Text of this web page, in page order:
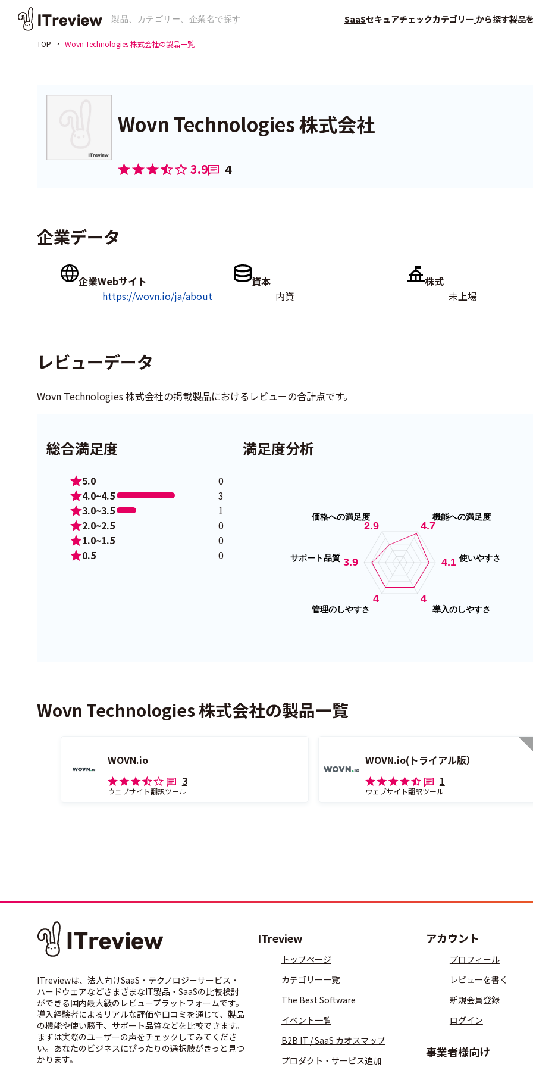
SaaSセキュアチェックカテゴリー から探す製品
TOP Wovn Technologies 株式会社の製品一覧
Wovn Technologies 株式会社
3.9 4
企業データ
企業Webサイト
https://wovn.io/ja/about
資本
内資
株式
未上場
レビューデータ
Wovn Technologies 株式会社の掲載製品におけるレビューの合計点です。
総合満足度
5.0
0
4.0~4.5
3
3.0~3.5
1
2.0~2.5
0
1.0~1.5
0
0.5
0
満足度分析
Wovn Technologies 株式会社の製品一覧
WOVN.io
3
ウェブサイト翻訳ツール
WOVN.io(トライアル版）
1
ウェブサイト翻訳ツール
ITreviewは、法人向けSaaS・テクノロジーサービス・
ハードウェアなどさまざまなIT製品・SaaSの比較検討
ができる国内最大級のレビュープラットフォームです。
導入経験者によるリアルな評価や口コミを通じて、製品
の機能や使い勝手、サポート品質などを比較できます。
まずは実際のユーザーの声をチェックしてみてくださ
い。あなたのビジネスにぴったりの選択肢がきっと見つ
かります。
ITreview
トップページ
カテゴリー一覧
The Best Software
イベント一覧
B2B IT / SaaS カオスマップ
プロダクト・サービス追加
アカウント
プロフィール
レビューを書く
新規会員登録
ログイン
事業者様向け